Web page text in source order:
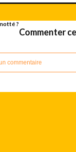
?
Commenter
commentaire